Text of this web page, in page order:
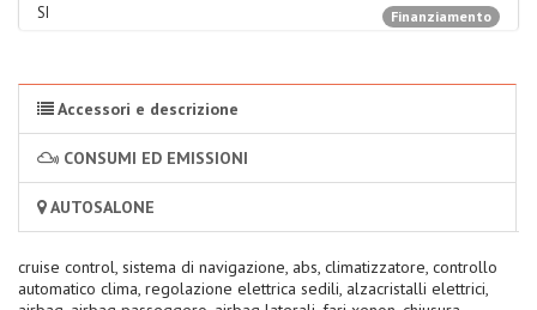
Finanziamento
SI
Accessori e descrizione
CONSUMI ED EMISSIONI
AUTOSALONE
cruise control, sistema di navigazione, abs, climatizzatore, controllo
automatico clima, regolazione elettrica sedili, alzacristalli elettrici,